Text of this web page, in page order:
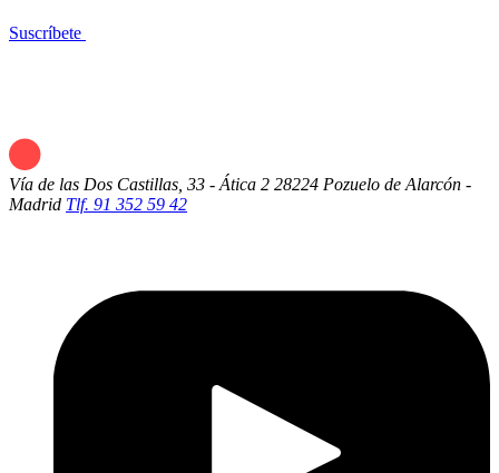
Suscríbete
Vía de las Dos Castillas, 33 - Ática 2 28224 Pozuelo de Alarcón -
Madrid Tlf. 91 352 59 42